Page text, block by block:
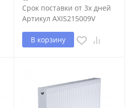
Срок поставки от 3х дней
Артикул AXIS215009V
В корзину